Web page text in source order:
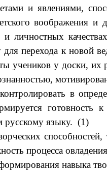
и явлениями,
воображения
личностных
перехода к новой
у доски, их
в
готовность
русскому языку. (1)
процесса
навыка